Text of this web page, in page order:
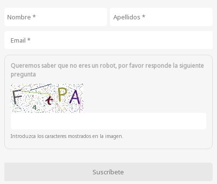
Queremos saber que no eres un robot, por favor responde la siguiente
pregunta
Introduzca los caracteres mostrados en la imagen.